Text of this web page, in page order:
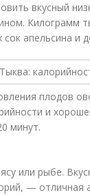
вкусный
Килограмм
апельсина и
плодов
и
минут.
или рыбе.
— отличная